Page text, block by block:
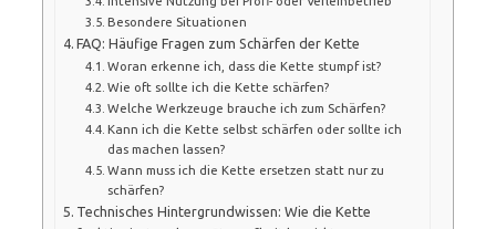
Besondere Situationen
FAQ: Häufige Fragen zum Schärfen der Kette
Woran erkenne ich, dass die Kette stumpf ist?
Wie oft sollte ich die Kette schärfen?
Welche Werkzeuge brauche ich zum Schärfen?
Kann ich die Kette selbst schärfen oder sollte ich
das machen lassen?
Wann muss ich die Kette ersetzen statt nur zu
schärfen?
Technisches Hintergrundwissen: Wie die Kette